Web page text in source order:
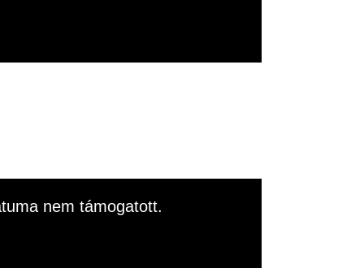
nem támogatott.